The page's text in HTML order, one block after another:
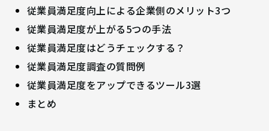
従業員満足度向上による企業側のメリット3つ
従業員満足度が上がる5つの手法
従業員満足度はどうチェックする？
従業員満足度調査の質問例
従業員満足度をアップできるツール3選
まとめ